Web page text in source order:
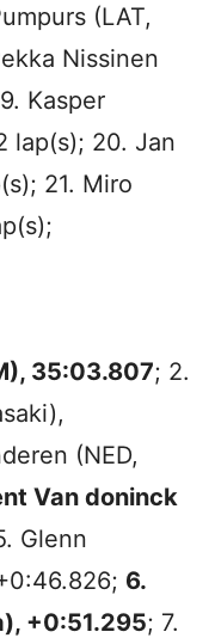
(LAT,
Nissinen
Kasper
lap(s); 20. Jan
21. Miro
35:03.807; 2.
(NED,
Van doninck
Glenn
6.
+0:51.295; 7.